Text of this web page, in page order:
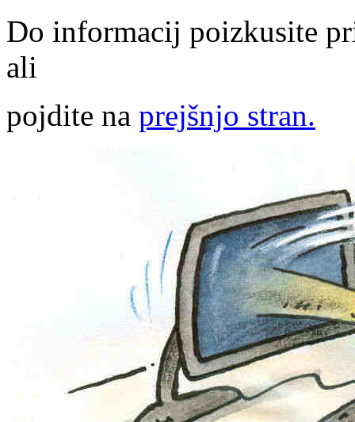
Do informacij poizkusite
ali
pojdite na prejšnjo stran.